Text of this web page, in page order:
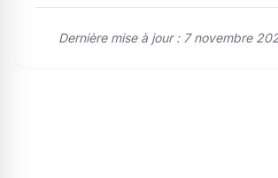
Dernière mise à jour : 7 novembre